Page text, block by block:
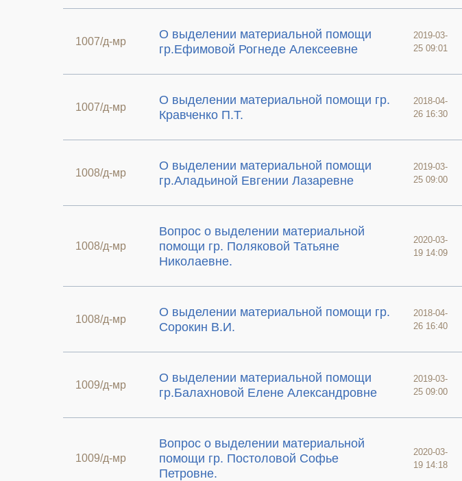
1007/д-мр
О выделении материальной помощи
гр.Ефимовой Рогнеде Алексеевне
2019-03-
25 09:01
1007/д-мр
О выделении материальной помощи гр.
Кравченко П.Т.
2018-04-
26 16:30
1008/д-мр
О выделении материальной помощи
гр.Аладьиной Евгении Лазаревне
2019-03-
25 09:00
1008/д-мр
Вопрос о выделении материальной
помощи гр. Поляковой Татьяне
Николаевне.
2020-03-
19 14:09
1008/д-мр
О выделении материальной помощи гр.
Сорокин В.И.
2018-04-
26 16:40
1009/д-мр
О выделении материальной помощи
гр.Балахновой Елене Александровне
2019-03-
25 09:00
1009/д-мр
Вопрос о выделении материальной
помощи гр. Постоловой Софье
Петровне.
2020-03-
19 14:18